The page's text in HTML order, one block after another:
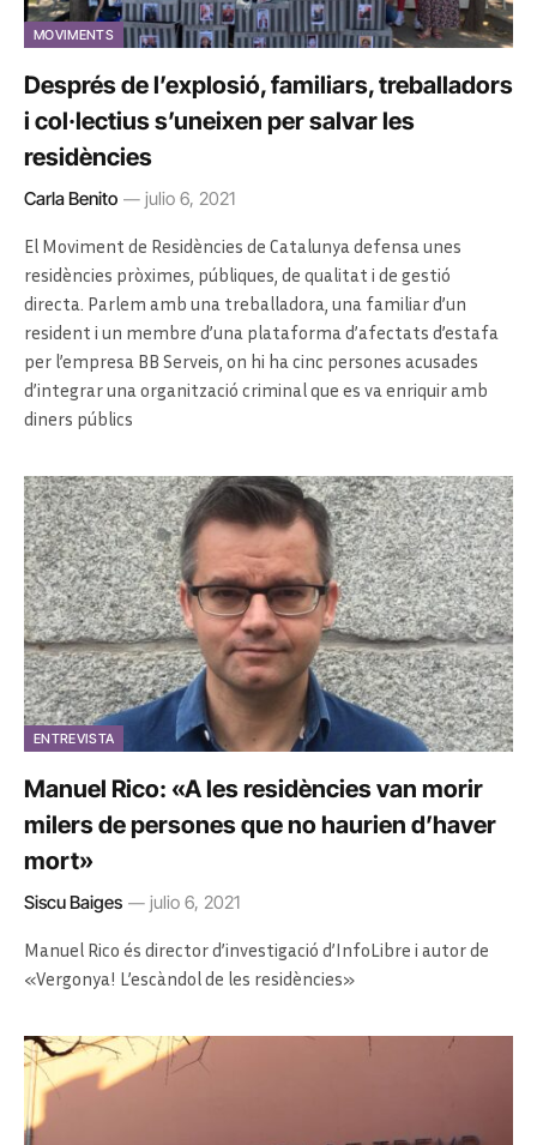
MOVIMENTS
Després de l’explosió, familiars, treballadors
i col·lectius s’uneixen per salvar les
residències
Carla Benito julio 6, 2021
El Moviment de Residències de Catalunya defensa unes
residències pròximes, públiques, de qualitat i de gestió
directa. Parlem amb una treballadora, una familiar d’un
resident i un membre d’una plataforma d’afectats d’estafa
per l’empresa BB Serveis, on hi ha cinc persones acusades
d’integrar una organització criminal que es va enriquir amb
diners públics
ENTREVISTA
Manuel Rico: «A les residències van morir
milers de persones que no haurien d’haver
mort»
Siscu Baiges julio 6, 2021
Manuel Rico és director d’investigació d’InfoLibre i autor de
«Vergonya! L’escàndol de les residències»